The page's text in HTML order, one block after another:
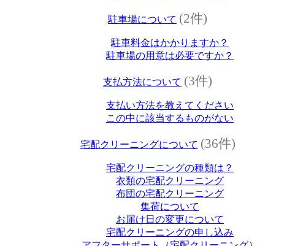
駐車場について (2件)
駐車料金はかかりますか？
駐車場の用意は必要ですか？
支払方法について (3件)
支払い方法を教えてください
この中に該当するものがない
宅配クリーニングについて (36件)
宅配クリーニングの種類は？
衣類の宅配クリーニング
布団の宅配クリーニング
集荷について
お届け日の変更について
宅配クリーニングの申し込み